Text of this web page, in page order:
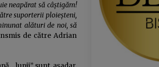
neapărat să câștigăm!
suporterii ploieșteni,
alături de noi, să
de către Adrian